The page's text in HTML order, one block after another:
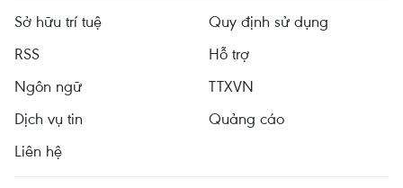
Sở hữu trí tuệ
Quy định sử dụng
RSS
Hỗ trợ
Ngôn ngữ
TTXVN
Dịch vụ tin
Quảng cáo
Liên hệ